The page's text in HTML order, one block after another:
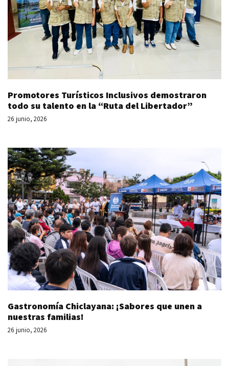
Promotores Turísticos Inclusivos demostraron
todo su talento en la “Ruta del Libertador”
26 junio, 2026
Gastronomía Chiclayana: ¡Sabores que unen a
nuestras familias!
26 junio, 2026